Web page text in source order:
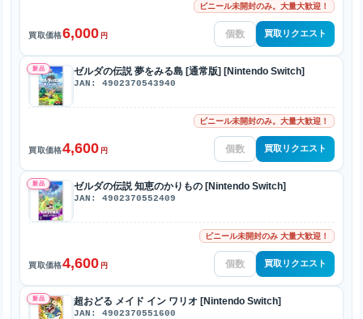
ビニール未開封のみ。大量大歓迎！
買取価格6,000 円 買取リクエスト
新品 ゼルダの伝説 夢をみる島 [通常版] [Nintendo Switch]
JAN: 4902370543940
ビニール未開封のみ。大量大歓迎！
買取価格4,600 円 買取リクエスト
新品 ゼルダの伝説 知恵のかりもの [Nintendo Switch]
JAN: 4902370552409
ビニール未開封のみ 大量大歓迎！
買取価格4,600 円 買取リクエスト
新品 超おどる メイド イン ワリオ [Nintendo Switch]
JAN: 4902370551600